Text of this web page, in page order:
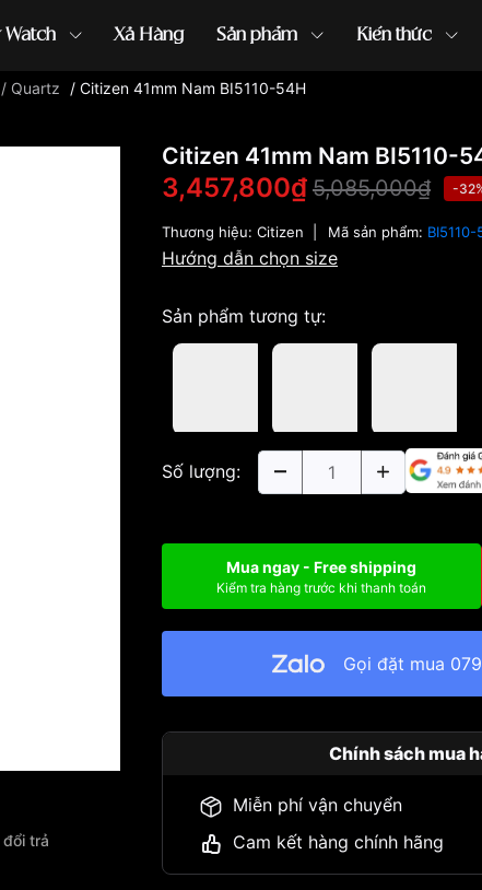
Watch Xả Hàng Sản phẩm Kiến thức
đồng hồ Orient ...
Quartz / Citizen 41mm Nam BI5110-54H
đổi trả
Citizen 41mm Nam BI5110-
3,457,800₫ 5,085,000₫ -
Thương hiệu: Citizen Mã sản phẩm: BI5110-
Hướng dẫn chọn size
Sản phẩm tương tự:
Số lượng:
Mua ngay - Free shipping
Kiểm tra hàng trước khi thanh toán
Gọi đặt mua
Chính sách mua
Miễn phí vận chuyển
Cam kết hàng chính hãng